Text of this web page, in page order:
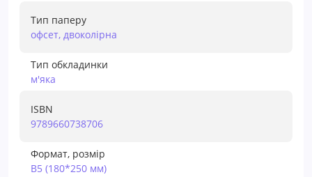
Тип паперу
офсет, двоколірна
Тип обкладинки
м'яка
ISBN
9789660738706
Формат, розмір
В5 (180*250 мм)